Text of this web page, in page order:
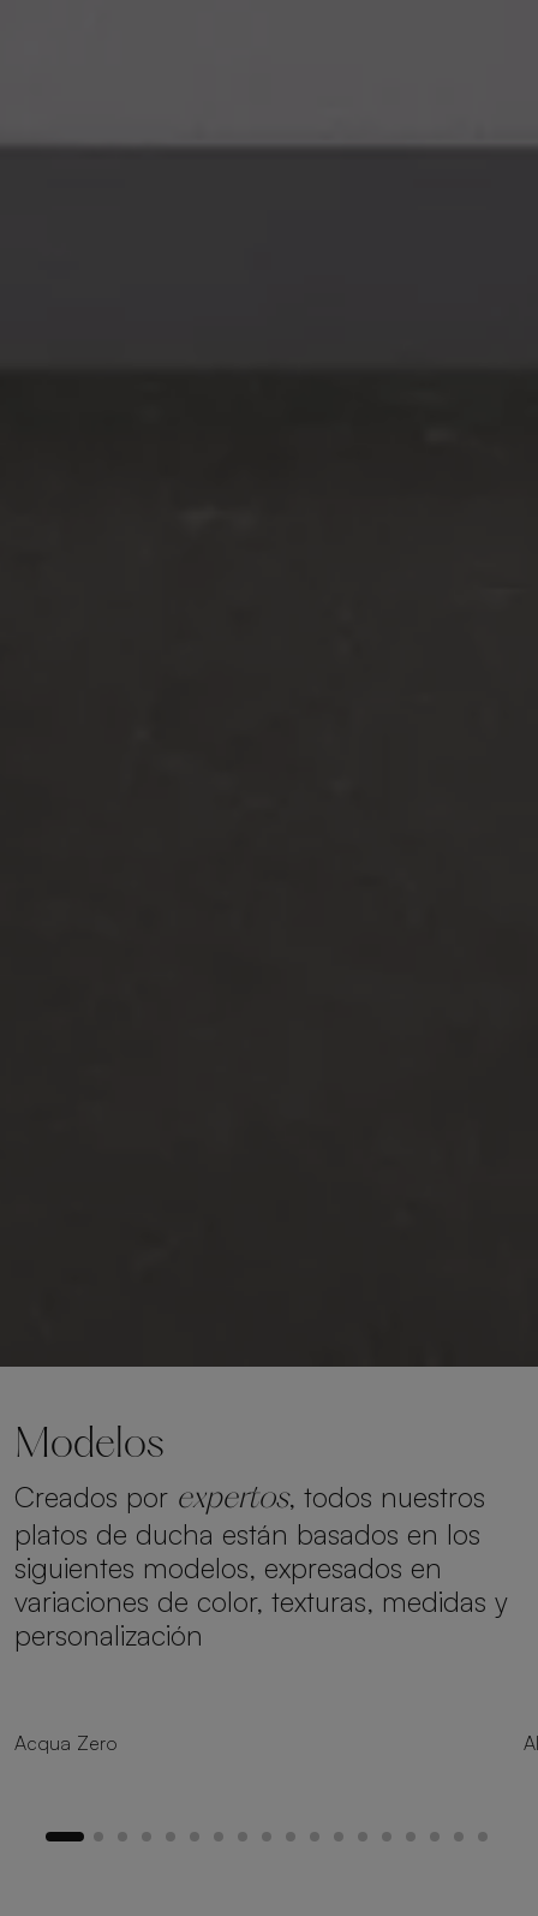
Modelos
Creados por expertos, todos nuestros
platos de ducha están basados en los
siguientes modelos, expresados en
variaciones de color, texturas, medidas y
personalización
Acqua Zero